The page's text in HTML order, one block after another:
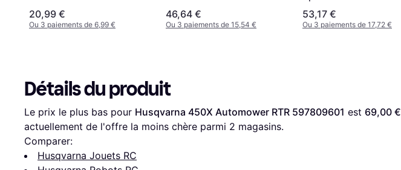
20,99 €
Ou 3 paiements de 6,99 €
46,64 €
Ou 3 paiements de 15,54 €
53,17 €
Ou 3 paiements de 17,72 €
Détails du produit
Le prix le plus bas pour Husqvarna 450X Automower RTR 597809601 est 69,00 €
actuellement de l'offre la moins chère parmi 2 magasins.
Comparer:
Husqvarna Jouets RC